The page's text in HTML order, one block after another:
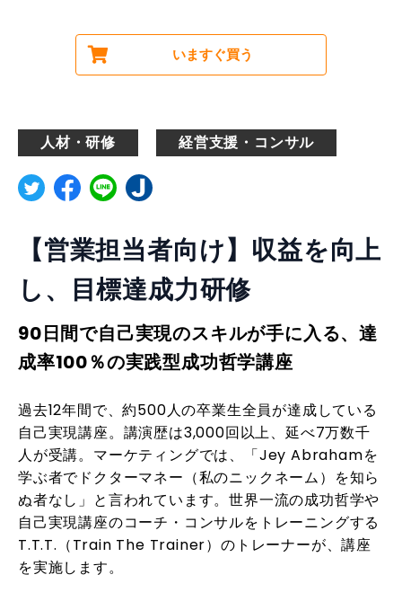
いますぐ買う
人材・研修 経営支援・コンサル
【営業担当者向け】収益を向上
し、目標達成力研修
90日間で自己実現のスキルが手に入る、達
成率100％の実践型成功哲学講座
過去12年間で、約500人の卒業生全員が達成している
自己実現講座。講演歴は3,000回以上、延べ7万数千
人が受講。マーケティングでは、「Jey Abrahamを
学ぶ者でドクターマネー（私のニックネーム）を知ら
ぬ者なし」と言われています。世界一流の成功哲学や
自己実現講座のコーチ・コンサルをトレーニングする
T.T.T.（Train The Trainer）のトレーナーが、講座
を実施します。